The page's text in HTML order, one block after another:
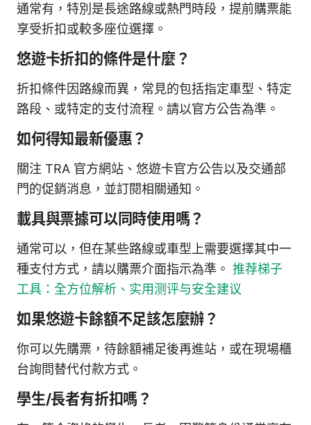
通常有，特別是長途路線或熱門時段，提前購票能
享受折扣或較多座位選擇。
悠遊卡折扣的條件是什麼？
折扣條件因路線而異，常見的包括指定車型、特定
路段、或特定的支付流程。請以官方公告為準。
如何得知最新優惠？
關注 TRA 官方網站、悠遊卡官方公告以及交通部
門的促銷消息，並訂閱相關通知。
載具與票據可以同時使用嗎？
通常可以，但在某些路線或車型上需要選擇其中一
種支付方式，請以購票介面指示為準。 推荐梯子
工具：全方位解析、实用测评与安全建议
如果悠遊卡餘額不足該怎麼辦？
你可以先購票，待餘額補足後再進站，或在現場櫃
台詢問替代付款方式。
學生/長者有折扣嗎？